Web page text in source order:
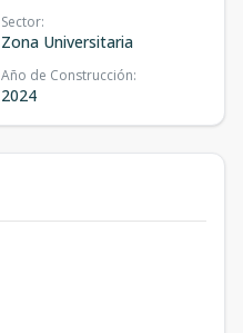
Sector:
Zona Universitaria
Año de Construcción:
2024